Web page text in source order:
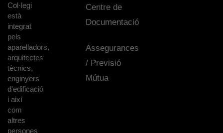
Col·legi
està
integrat
pels
aparelladors,
arquitectes
tècnics,
enginyers
d'edificació
i així
com
altres
persones
Centre de
Documentació
Assegurances
/ Previsió
Mútua